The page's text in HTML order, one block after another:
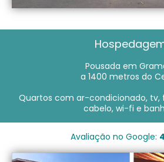
Pousada em
a 1400 metros do
Quartos com ar-condicionado, tv,
cabelo, wi-fi e
Avaliação no Google: